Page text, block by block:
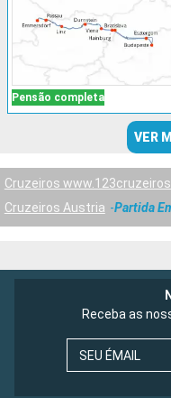
Pensão completa
VER
Cruzeiros
Cruzeiros Austria
Partida
Receba as
SEU ÉMAIL